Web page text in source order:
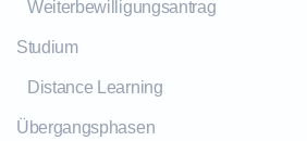
Weiterbewilligungsantrag
Studium
Distance Learning
Übergangsphasen